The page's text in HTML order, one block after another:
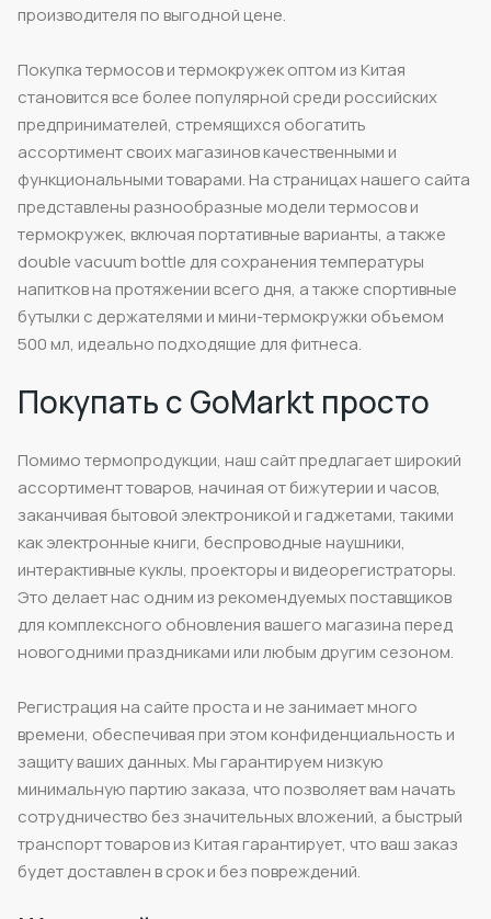
производителя по выгодной цене.
Покупка термосов и термокружек оптом из Китая
становится все более популярной среди российских
предпринимателей, стремящихся обогатить
ассортимент своих магазинов качественными и
функциональными товарами. На страницах нашего сайта
представлены разнообразные модели термосов и
термокружек, включая портативные варианты, а также
double vacuum bottle для сохранения температуры
напитков на протяжении всего дня, а также спортивные
бутылки с держателями и мини-термокружки объемом
500 мл, идеально подходящие для фитнеса.
Покупать с GoMarkt просто
Помимо термопродукции, наш сайт предлагает широкий
ассортимент товаров, начиная от бижутерии и часов,
заканчивая бытовой электроникой и гаджетами, такими
как электронные книги, беспроводные наушники,
интерактивные куклы, проекторы и видеорегистраторы.
Это делает нас одним из рекомендуемых поставщиков
для комплексного обновления вашего магазина перед
новогодними праздниками или любым другим сезоном.
Регистрация на сайте проста и не занимает много
времени, обеспечивая при этом конфиденциальность и
защиту ваших данных. Мы гарантируем низкую
минимальную партию заказа, что позволяет вам начать
сотрудничество без значительных вложений, а быстрый
транспорт товаров из Китая гарантирует, что ваш заказ
будет доставлен в срок и без повреждений.